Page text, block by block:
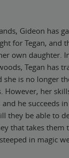
Gideon has
for Tegan, and
own daughter.
Tegan has
is no longer
However, her
he succeeds
they be able to
that takes them
in magic